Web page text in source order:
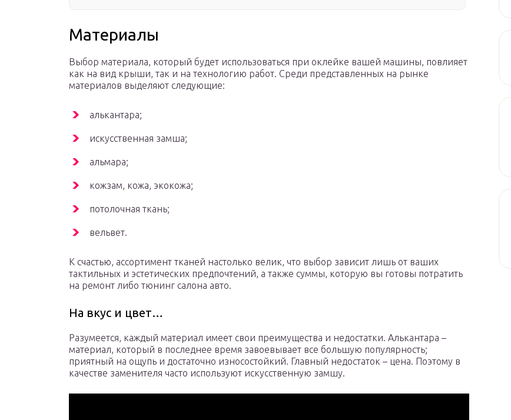
Материалы
Выбор материала, который будет использоваться при оклейке вашей машины, повлияет
как на вид крыши, так и на технологию работ. Среди представленных на рынке
материалов выделяют следующие:
алькантара;
искусственная замша;
альмара;
кожзам, кожа, экокожа;
потолочная ткань;
вельвет.
К счастью, ассортимент тканей настолько велик, что выбор зависит лишь от ваших
тактильных и эстетических предпочтений, а также суммы, которую вы готовы потратить
на ремонт либо тюнинг салона авто.
На вкус и цвет…
Разумеется, каждый материал имеет свои преимущества и недостатки. Алькантара –
материал, который в последнее время завоевывает все большую популярность;
приятный на ощупь и достаточно износостойкий. Главный недостаток – цена. Поэтому в
качестве заменителя часто используют искусственную замшу.